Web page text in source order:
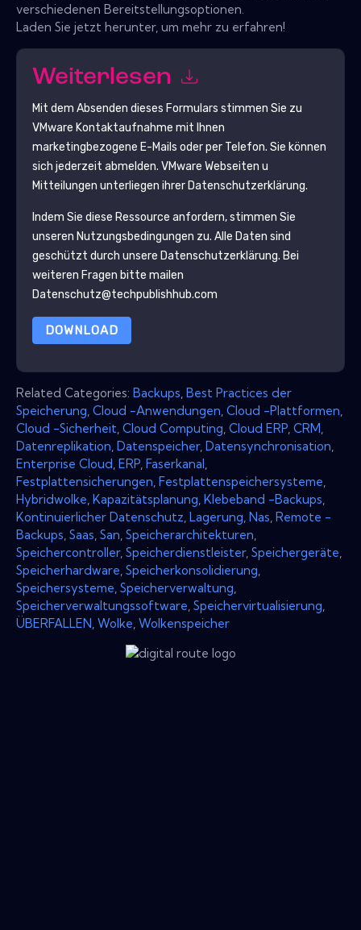
verschiedenen Bereitstellungsoptionen.
Laden Sie jetzt herunter, um mehr zu erfahren!
Weiterlesen
Mit dem Absenden dieses Formulars stimmen Sie zu
VMware Kontaktaufnahme mit Ihnen
marketingbezogene E-Mails oder per Telefon. Sie können
sich jederzeit abmelden. VMware Webseiten u
Mitteilungen unterliegen ihrer Datenschutzerklärung.
Indem Sie diese Ressource anfordern, stimmen Sie
unseren Nutzungsbedingungen zu. Alle Daten sind
geschützt durch unsere Datenschutzerklärung. Bei
weiteren Fragen bitte mailen
Datenschutz@techpublishhub.com
DOWNLOAD
Related Categories: Backups Best Practices der
Speicherung Cloud -Anwendungen Cloud -Plattformen
Cloud -Sicherheit Cloud Computing Cloud ERP CRM
Datenreplikation Datenspeicher, Datensynchronisation
Enterprise Cloud ERP Faserkanal
Festplattensicherungen Festplattenspeichersysteme
Hybridwolke Kapazitätsplanung Klebeband -Backups
Kontinuierlicher Datenschutz Lagerung Nas Remote -
Backups Saas San Speicherarchitekturen
Speichercontroller, Speicherdienstleister, Speichergeräte
Speicherhardware Speicherkonsolidierung
Speichersysteme Speicherverwaltung
Speicherverwaltungssoftware Speichervirtualisierung
ÜBERFALLEN Wolke Wolkenspeicher